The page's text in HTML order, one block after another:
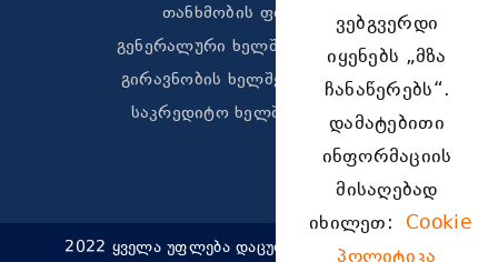
თანხმობის ფორმა
გენერალური ხელშეკრულება
გირავნობის ხელშეკრულება
საკრედიტო ხელშეკრულება
2022 ყველა უფლება დაცულია, დამზადებულია
ვებგვერდი
იყენებს „მზა
ჩანაწერებს“.
დამატებითი
ინფორმაციის
მისაღებად
იხილეთ: Cookie